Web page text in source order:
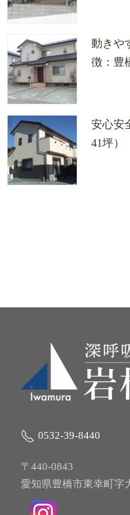
動きや
徴：豊
安心安
41坪）
0532-39-8440
〒440-0843
愛知県豊橋市東幸町字